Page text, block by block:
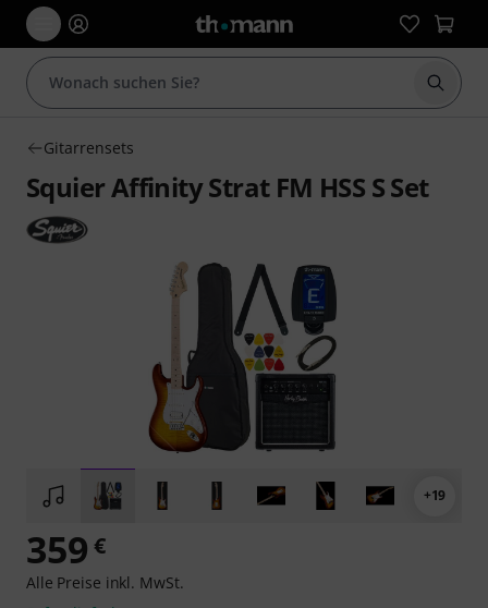
Suche
Gitarrensets
Squier Affinity Strat FM HSS S Set
+19
359 €
Alle Preise inkl. MwSt.